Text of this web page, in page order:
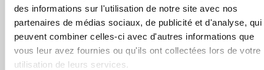
des informations sur l'utilisation de notre site avec nos
partenaires de médias sociaux, de publicité et d'analyse, qui
peuvent combiner celles-ci avec d'autres informations que
vous leur avez fournies ou qu'ils ont collectées lors de votre
utilisation de leurs services.